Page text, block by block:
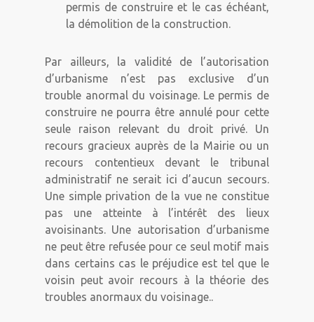
permis de construire et le cas échéant,
la démolition de la construction.
Par ailleurs, la validité de l’autorisation
d’urbanisme n’est pas exclusive d’un
trouble anormal du voisinage. Le permis de
construire ne pourra être annulé pour cette
seule raison relevant du droit privé. Un
recours gracieux auprès de la Mairie ou un
recours contentieux devant le tribunal
administratif ne serait ici d’aucun secours.
Une simple privation de la vue ne constitue
pas une atteinte à l’intérêt des lieux
avoisinants. Une autorisation d’urbanisme
ne peut être refusée pour ce seul motif mais
dans certains cas le préjudice est tel que le
voisin peut avoir recours à la théorie des
troubles anormaux du voisinage..